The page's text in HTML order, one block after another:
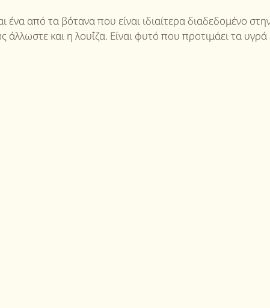
από τα βότανα που είναι ιδιαίτερα διαδεδομένο
άλλωστε και η λουΐζα. Είναι φυτό που προτιμάει τα